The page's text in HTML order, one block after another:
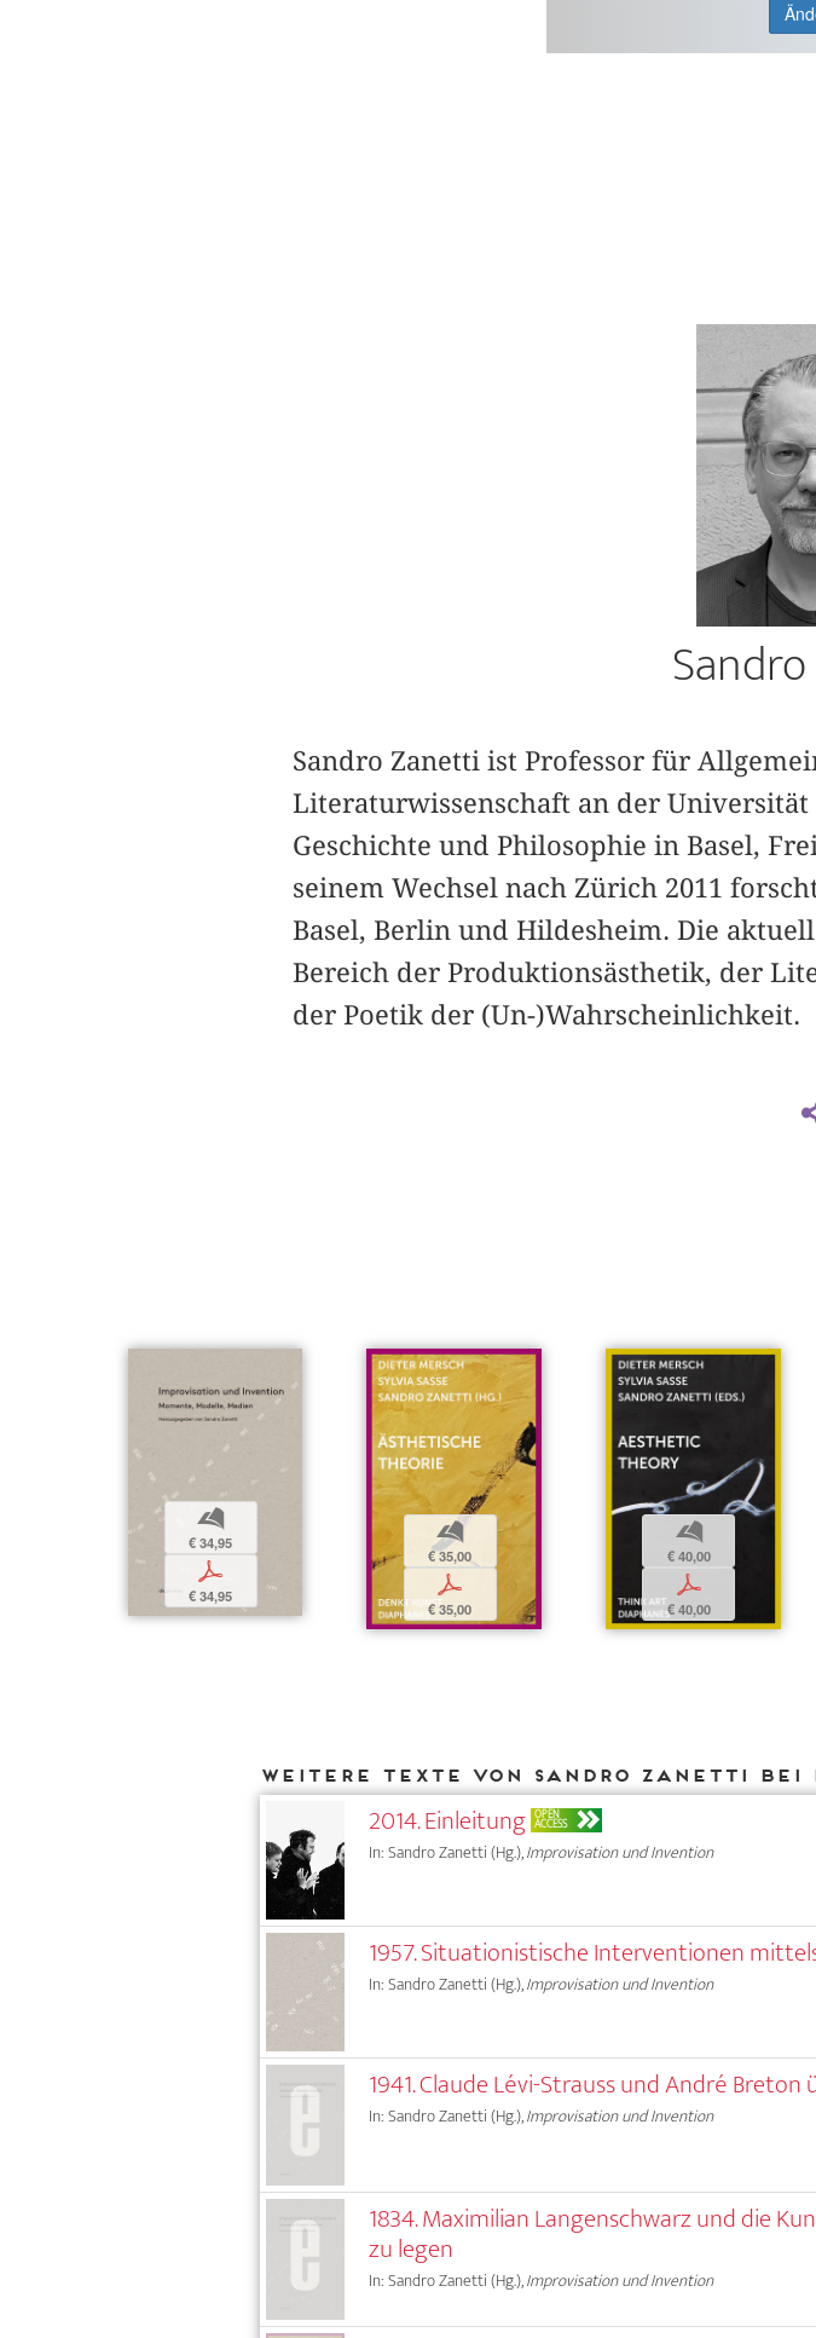
Sandro Zanetti ist Professor für
Literaturwissenschaft an der
Geschichte und Philosophie in Basel,
seinem Wechsel nach Zürich 2011
Basel, Berlin und Hildesheim. Die
Bereich der Produktionsästhetik, der
der Poetik der (Un-)Wahrscheinlichkeit.
b
€ 34,95
p
€ 34,95
b
€ 35,00
p
€ 35,00
b
€ 40,00
p
€ 40,00
Weitere Texte von Sandro Zanetti bei
2014. Einleitung OPEN
ACCESS
In: Sandro Zanetti (Hg.),Improvisation und Invention
1957. Situationistische Interventionen
In: Sandro Zanetti (Hg.),Improvisation und Invention
1941. Claude Lévi-Strauss und André
In: Sandro Zanetti (Hg.),Improvisation und Invention
1834. Maximilian Langenschwarz und die
zu legen
In: Sandro Zanetti (Hg.),Improvisation und Invention